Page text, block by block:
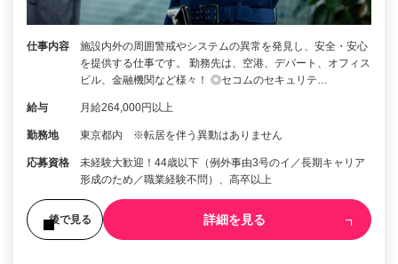
仕事内容
施設内外の周囲警戒やシステムの異常を発見し、安全・安心
を提供する仕事です。 勤務先は、空港、デパート、オフィス
ビル、金融機関など様々！ ◎セコムのセキュリテ…
給与 月給264,000円以上
勤務地 東京都内 ※転居を伴う異動はありません
応募資格
未経験大歓迎！44歳以下（例外事由3号のイ／長期キャリア
形成のため／職業経験不問）、高卒以上
後で見る 詳細を見る